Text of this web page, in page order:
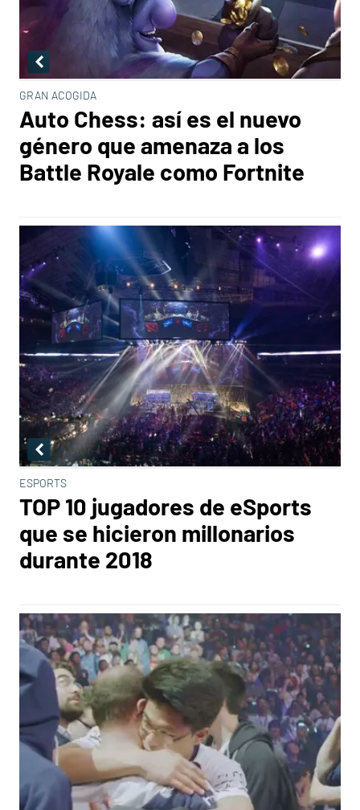
GRAN ACOGIDA
Auto Chess: así es el nuevo
género que amenaza a los
Battle Royale como Fortnite
ESPORTS
TOP 10 jugadores de eSports
que se hicieron millonarios
durante 2018